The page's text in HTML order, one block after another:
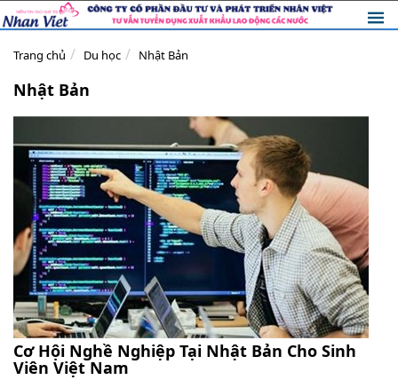
Trang chủ Du học Nhật Bản
Nhật Bản
Cơ Hội Nghề Nghiệp Tại Nhật Bản Cho Sinh
Viên Việt Nam